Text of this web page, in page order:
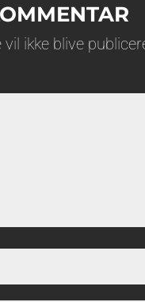
ikke blive